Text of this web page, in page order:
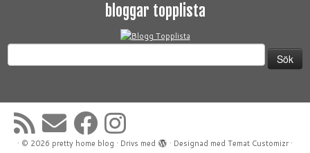
bloggar topplista
efter:
· © 2026 pretty home blog · Drivs med · Designad med Temat Customizr·